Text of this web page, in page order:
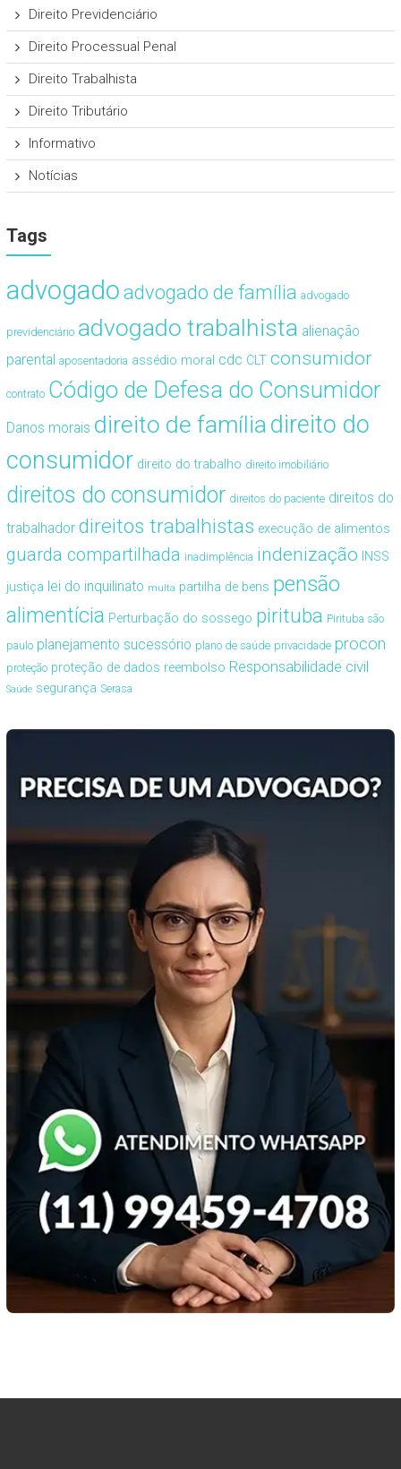
Direito Previdenciário
Direito Processual Penal
Direito Trabalhista
Direito Tributário
Informativo
Notícias
Tags
advogado advogado de família advogado
previdenciário advogado trabalhista alienação
parental aposentadoria assédio moral cdc CLT consumidor
contrato Código de Defesa do Consumidor
Danos morais direito de famíliadireito do
consumidor direito do trabalho direito imobiliário
direitos do consumidor direitos do paciente direitos do
trabalhador direitos trabalhistas execução de alimentos
guarda compartilhada inadimplência indenização INSS
justiça lei do inquilinato multa partilha de bens pensão
alimentícia Perturbação do sossego pirituba Pirituba são
paulo planejamento sucessório plano de saúde privacidade procon
proteção proteção de dados reembolso Responsabilidade civil
Saúde segurança Serasa